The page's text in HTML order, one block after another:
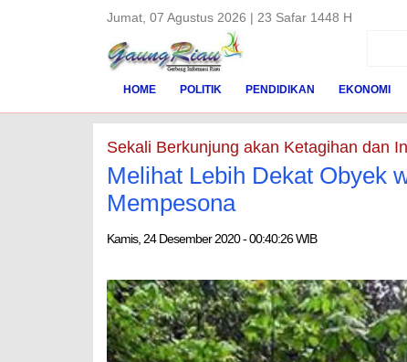
Jumat, 07 Agustus 2026 | 23 Safar 1448 H
HOME POLITIK PENDIDIKAN EKONOMI
Sekali Berkunjung akan Ketagihan dan
Melihat Lebih Dekat Obyek
Mempesona
Kamis, 24 Desember 2020 - 00:40:26 WIB